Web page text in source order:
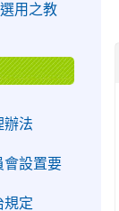
用之教
辦法
會設置要
規定